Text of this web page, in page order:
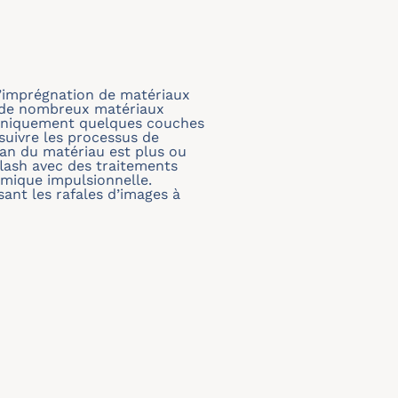
de matériaux
nombreux matériaux
quelques couches
les processus de
du matériau est plus ou
avec des traitements
impulsionnelle.
les rafales d’images à